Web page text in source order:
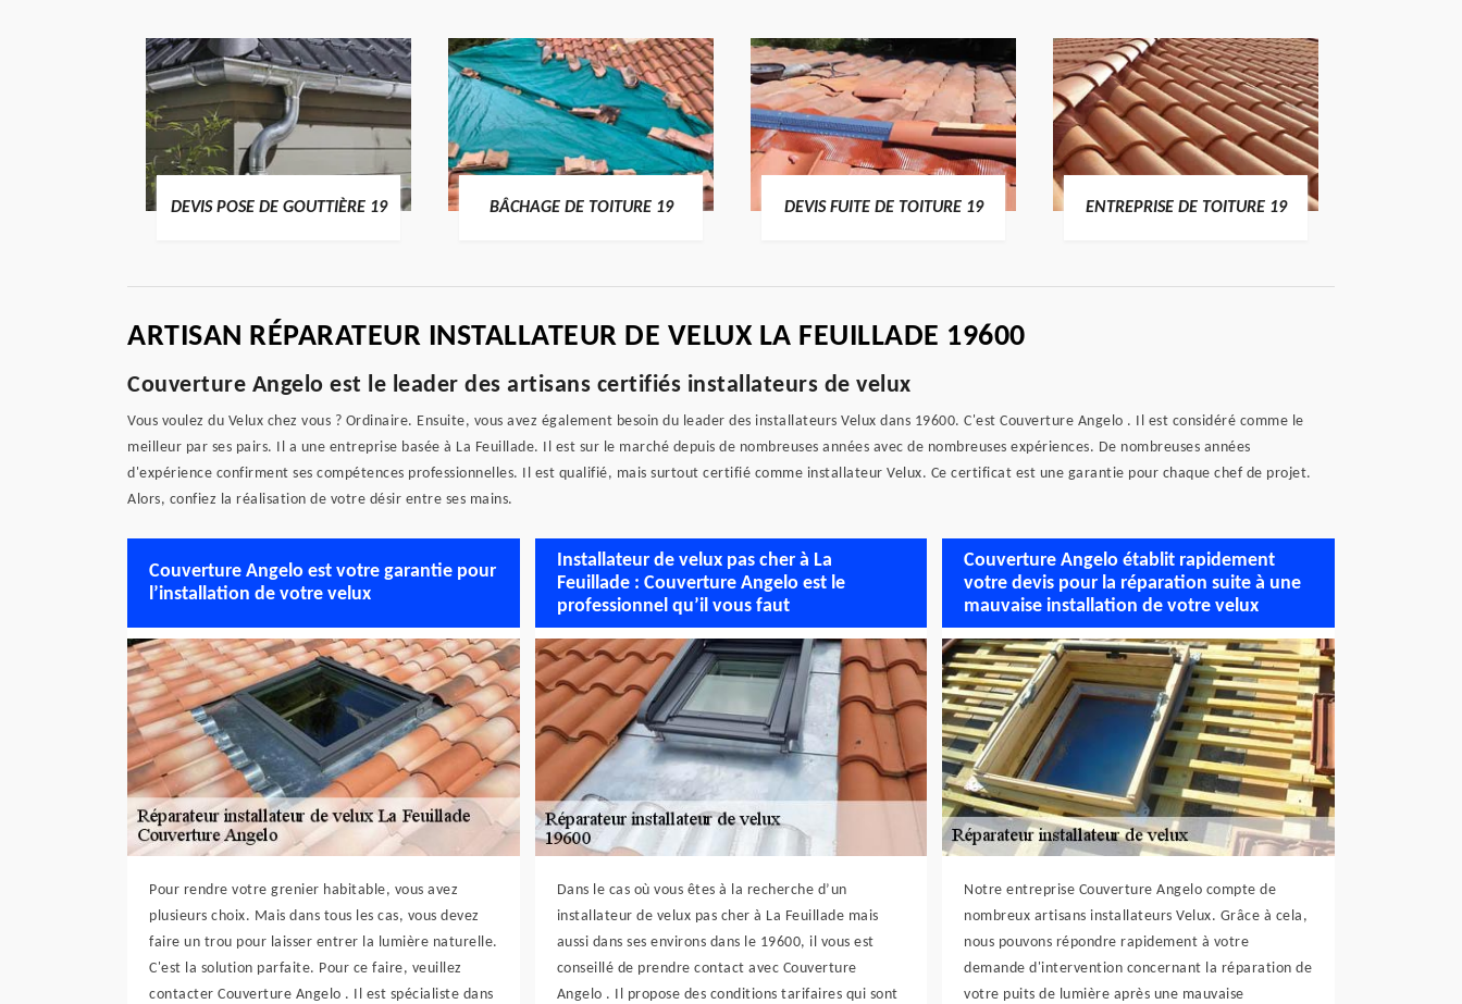
DEVIS POSE DE GOUTTIÈRE 19 BÂCHAGE DE TOITURE 19 DEVIS FUITE DE TOITURE 19 ENTREPRISE DE TOITURE 19
ARTISAN RÉPARATEUR INSTALLATEUR DE VELUX LA FEUILLADE 19600
Couverture Angelo est le leader des artisans certifiés installateurs de velux
Vous voulez du Velux chez vous ? Ordinaire. Ensuite, vous avez également besoin du leader des installateurs Velux dans 19600. C'est Couverture Angelo . Il est considéré comme le
meilleur par ses pairs. Il a une entreprise basée à La Feuillade. Il est sur le marché depuis de nombreuses années avec de nombreuses expériences. De nombreuses années
d'expérience confirment ses compétences professionnelles. Il est qualifié, mais surtout certifié comme installateur Velux. Ce certificat est une garantie pour chaque chef de projet.
Alors, confiez la réalisation de votre désir entre ses mains.
Couverture Angelo est votre garantie pour
l’installation de votre velux
Pour rendre votre grenier habitable, vous avez
plusieurs choix. Mais dans tous les cas, vous devez
faire un trou pour laisser entrer la lumière naturelle.
C'est la solution parfaite. Pour ce faire, veuillez
contacter Couverture Angelo . Il est spécialiste dans
Installateur de velux pas cher à La
Feuillade : Couverture Angelo est le
professionnel qu’il vous faut
Dans le cas où vous êtes à la recherche d’un
installateur de velux pas cher à La Feuillade mais
aussi dans ses environs dans le 19600, il vous est
conseillé de prendre contact avec Couverture
Angelo . Il propose des conditions tarifaires qui sont
Couverture Angelo établit rapidement
votre devis pour la réparation suite à une
mauvaise installation de votre velux
Notre entreprise Couverture Angelo compte de
nombreux artisans installateurs Velux. Grâce à cela,
nous pouvons répondre rapidement à votre
demande d'intervention concernant la réparation de
votre puits de lumière après une mauvaise